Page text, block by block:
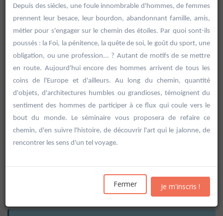
Rechercher
Vider les filtres
Depuis des siècles, une foule innombrable d'hommes, de femmes
prennent leur besace, leur bourdon, abandonnant famille, amis,
métier pour s'engager sur le chemin des étoiles. Par quoi sont-ils
poussés : la Foi, la pénitence, la quête de soi, le goût du sport, une
obligation, ou une profession... ? Autant de motifs de se mettre
en route. Aujourd'hui encore des hommes arrivent de tous les
coins de l'Europe et d'ailleurs. Au long du chemin, quantité
d'objets, d'architectures humbles ou grandioses, témoignent du
sentiment des hommes de participer à ce flux qui coule vers le
bout du monde. Le séminaire vous proposera de refaire ce
chemin, d'en suivre l'histoire, de découvrir l'art qui le jalonne, de
rencontrer les sens d'un tel voyage.
Fermer Je m'inscris !